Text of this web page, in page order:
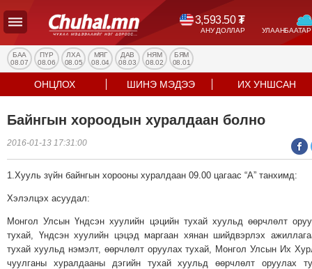
3,593.50₮
АНУ ДОЛЛАР
УЛС
ТӨР
НИЙГЭМ
ЭРҮҮЛ
МЭНД
СПОРТ
БОЛОВСРОЛ
ENTERTAINMENT
ДЭЛХИЙН
МЭДЭЭ
БИЗНЕС
БАА
08.07
ПҮР
08.06
ЛХА
08.05
МЯГ
08.04
ДАВ
08.03
НЯМ
08.02
БЯМ
08.01
ОНЦЛОХ ШИНЭ МЭДЭЭ ИХ УНШСАН
Байнгын хороодын хуралдаан болно
2016-01-13 17:31:00
1.Хууль зүйн байнгын хорооны хуралдаан 09.00 цагаас “А” танхимд:
Хэлэлцэх асуудал:
Монгол Улсын Үндсэн хуулийн цэцийн тухай хуульд өөрчлөлт
тухай, Үндсэн хуулийн цэцэд маргаан хянан шийдвэрлэх
тухай хуульд нэмэлт, өөрчлөлт оруулах тухай, Монгол Улсын Их
чуулганы хуралдааны дэгийн тухай хуульд өөрчлөлт оруулах